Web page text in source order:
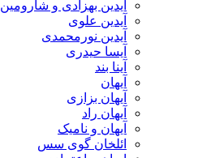
آیدین بهزادی و شارومین
آیدین علوی
آیدین نورمحمدی
آیسا حیدری
آینا بند
آیهان
آیهان بزازی
آیهان راد
آیهان و نامیک
ائلخان گوی سس